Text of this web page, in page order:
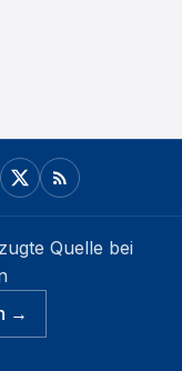
Quelle bei
→